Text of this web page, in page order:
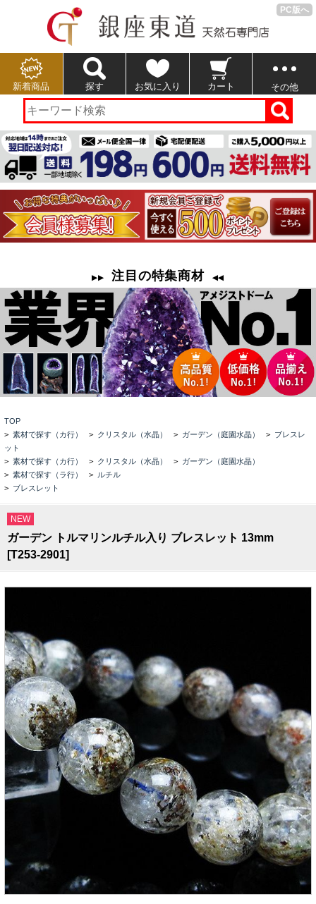
PC版へ
新着商品 探す お気に入り カート その他
TOP
> 素材で探す（カ行） > クリスタル（水晶） > ガーデン（庭園水晶） > ブレスレ
ット
> 素材で探す（カ行） > クリスタル（水晶） > ガーデン（庭園水晶）
> 素材で探す（ラ行） > ルチル
> ブレスレット
NEW
ガーデン トルマリンルチル入り ブレスレット 13mm
[T253-2901]